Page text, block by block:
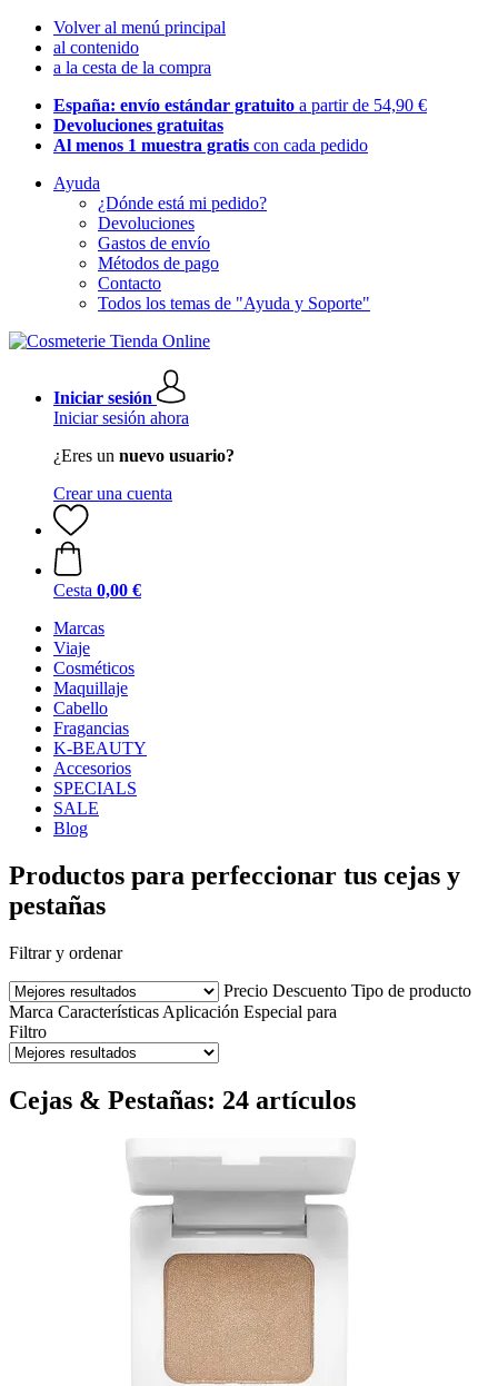
Volver al menú principal
al contenido
a la cesta de la compra
España: envío estándar gratuito a partir de 54,90 €
Devoluciones gratuitas
Al menos 1 muestra gratis con cada pedido
Ayuda
¿Dónde está mi pedido?
Devoluciones
Gastos de envío
Métodos de pago
Contacto
Todos los temas de "Ayuda y Soporte"
Iniciar sesión
Iniciar sesión ahora
¿Eres un nuevo usuario?
Crear una cuenta
Cesta 0,00 €
Marcas
Viaje
Cosméticos
Maquillaje
Cabello
Fragancias
K-BEAUTY
Accesorios
SPECIALS
SALE
Blog
Productos para perfeccionar tus cejas y
pestañas
Filtrar y ordenar
Precio Descuento Tipo de producto
Marca Características Aplicación Especial para
Filtro
Cejas & Pestañas: 24 artículos